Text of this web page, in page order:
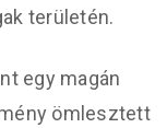
területén.
egy magán
ömlesztett